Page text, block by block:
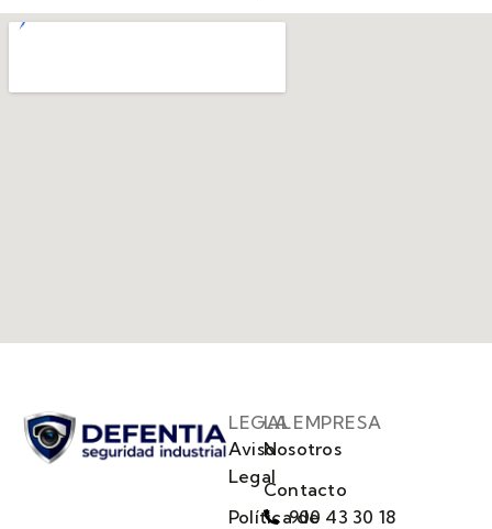
LEGAL
Aviso
Legal
Política de
LA EMPRESA
Nosotros
Contacto
900 43 30 18